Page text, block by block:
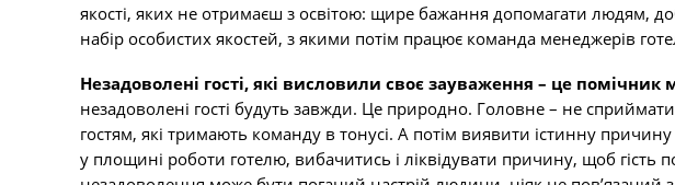
якості, яких не отримаєш з освітою: щире бажання допомагати людям,
набір особистих якостей, з якими потім працює команда менеджерів
Незадоволені гості, які висловили своє зауваження – це
незадоволені гості будуть завжди. Це природно. Головне – не
гостям, які тримають команду в тонусі. А потім виявити істинну
у площині роботи готелю, вибачитись і ліквідувати причину, щоб